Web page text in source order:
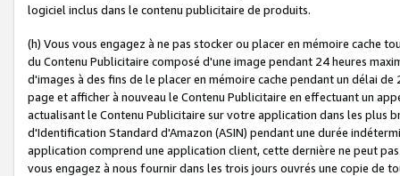
logiciel inclus dans le contenu publicitaire de produits.
(h) Vous vous engagez à ne pas stocker ou placer en mémoire cache
du Contenu Publicitaire composé d'une image pendant 24 heures
d'images à des fins de le placer en mémoire cache pendant un délai
page et afficher à nouveau le Contenu Publicitaire en effectuant un
actualisant le Contenu Publicitaire sur votre application dans les plus
d'Identification Standard d'Amazon (ASIN) pendant une durée
application comprend une application client, cette dernière ne peut
vous engagez à nous fournir dans les trois jours ouvrés une copie de